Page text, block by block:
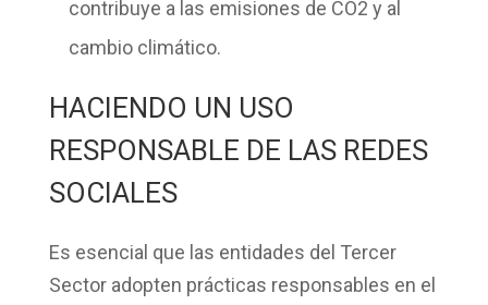
contribuye a las emisiones de CO2 y al
cambio climático.
HACIENDO UN USO
RESPONSABLE DE LAS REDES
SOCIALES
Es esencial que las entidades del Tercer
Sector adopten prácticas responsables en el